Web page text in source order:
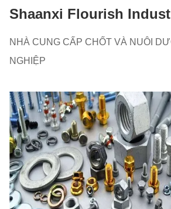
Shaanxi Flourish
NHÀ CUNG CẤP CHỐT VÀ NUÔI
NGHIỆP